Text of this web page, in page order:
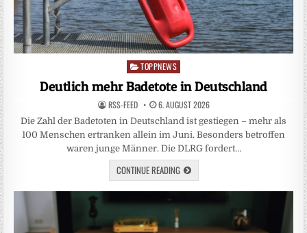
Posted
in
TOPPNEWS
Deutlich mehr Badetote in Deutschland
RSS-FEED 6. AUGUST 2026
Die Zahl der Badetoten in Deutschland ist gestiegen – mehr als
100 Menschen ertranken allein im Juni. Besonders betroffen
waren junge Männer. Die DLRG fordert…
CONTINUE READING